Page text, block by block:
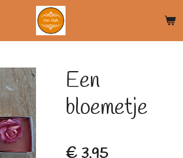
Een
bloemetje
€ 3,95